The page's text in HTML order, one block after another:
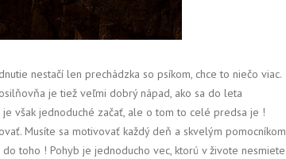
nestačí len prechádzka so psíkom, chce to niečo viac.
je tiež veľmi dobrý nápad, ako sa do leta
však jednoduché začať, ale o tom to celé predsa je !
Musíte sa motivovať každý deň a skvelým pomocníkom
toho ! Pohyb je jednoducho vec, ktorú v živote nesmiete